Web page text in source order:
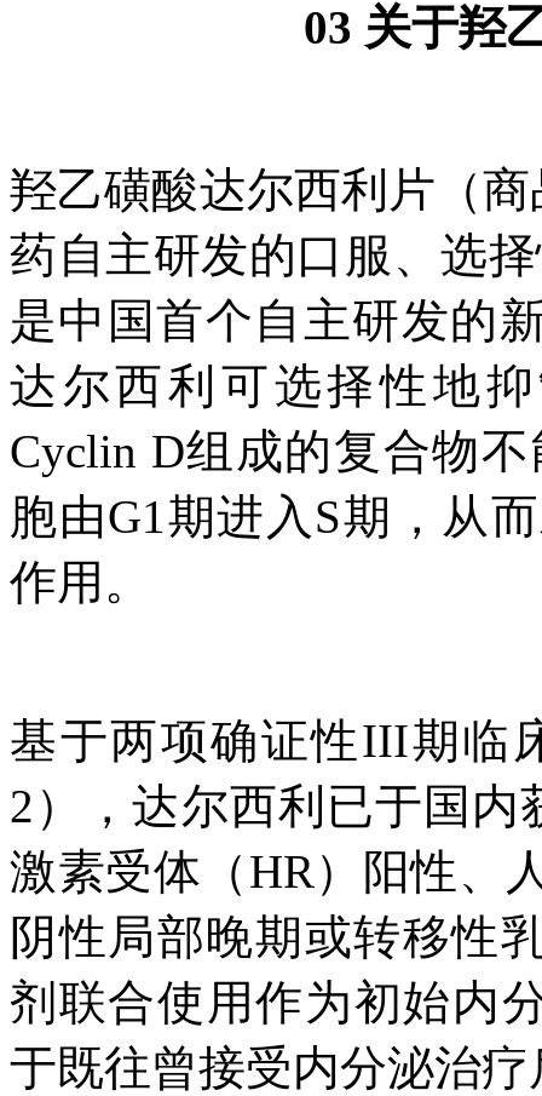
03 关于羟
羟乙磺酸达尔西利片（
药自主研发的口服、选
是中国首个自主研发的
达尔西利可选择性地
Cyclin D组成的复合物
胞由G1期进入S期，从
作用。
基于两项确证性III期临
2），达尔西利已于国
激素受体（HR）阳性、
阴性局部晚期或转移性
剂联合使用作为初始内
于既往曾接受内分泌治